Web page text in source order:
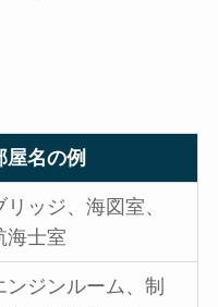
屋名の例
リッジ、海図室、
海士室
ンジンルーム、制